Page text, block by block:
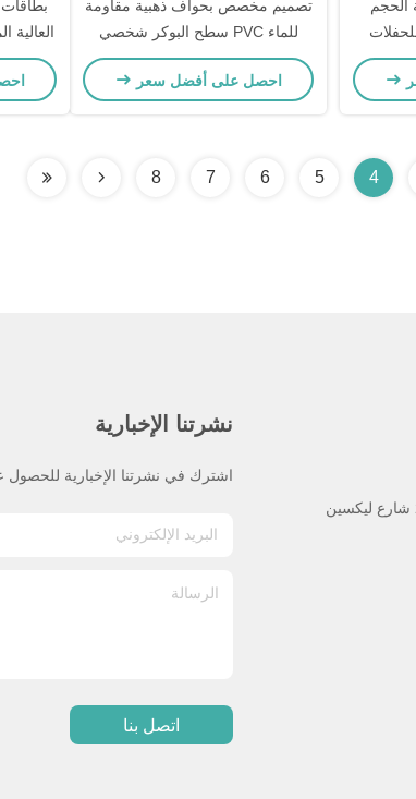
الحجم
تصميم مخصص بحواف ذهبية مقاومة
للماء PVC سطح البوكر شخصي
للحفلات والهدايا
احصل على أفضل سعر
مواد
4
5
6
7
8
شركة قوانغدونغ يوهوا للبطاقات المضافة: رقم 26 شارع ليكسين
نشرتنا الإخبارية
اشترك في نشرتنا الإخبارية
اتصل بنا